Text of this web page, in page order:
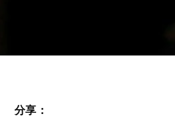
分享：